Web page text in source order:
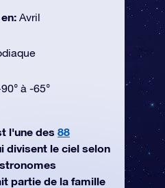
Avril
à -65°
l'une des 88
divisent le ciel selon
partie de la famille